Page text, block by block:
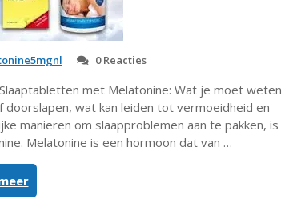
0 Reacties
met Melatonine: Wat je moet weten
wat kan leiden tot vermoeidheid en
manieren om slaapproblemen aan te pakken, is
Melatonine is een hormoon dat van …
“Alles
wat